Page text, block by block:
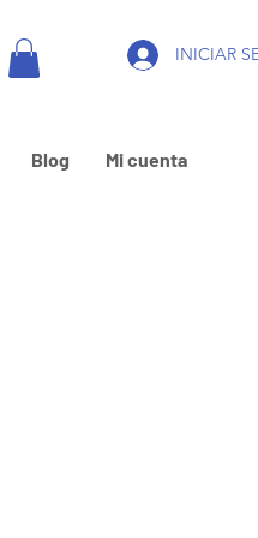
INICIAR
Blog Mi cuenta